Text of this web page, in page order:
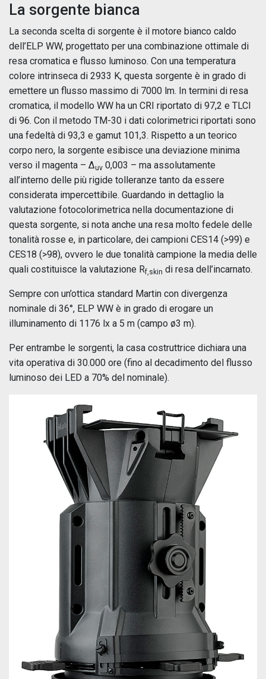
La sorgente bianca
La seconda scelta di sorgente è il motore bianco caldo
dell’ELP WW, progettato per una combinazione ottimale di
resa cromatica e flusso luminoso. Con una temperatura
colore intrinseca di 2933 K, questa sorgente è in grado di
emettere un flusso massimo di 7000 lm. In termini di resa
cromatica, il modello WW ha un CRI riportato di 97,2 e TLCI
di 96. Con il metodo TM-30 i dati colorimetrici riportati sono
una fedeltà di 93,3 e gamut 101,3. Rispetto a un teorico
corpo nero, la sorgente esibisce una deviazione minima
verso il magenta – ∆uv 0,003 – ma assolutamente
all’interno delle più rigide tolleranze tanto da essere
considerata impercettibile. Guardando in dettaglio la
valutazione fotocolorimetrica nella documentazione di
questa sorgente, si nota anche una resa molto fedele delle
tonalità rosse e, in particolare, dei campioni CES14 (>99) e
CES18 (>98), ovvero le due tonalità campione la media delle
quali costituisce la valutazione Rf,skin di resa dell’incarnato.
Sempre con un’ottica standard Martin con divergenza
nominale di 36°, ELP WW è in grado di erogare un
illuminamento di 1176 lx a 5 m (campo ø3 m).
Per entrambe le sorgenti, la casa costruttrice dichiara una
vita operativa di 30.000 ore (fino al decadimento del flusso
luminoso dei LED a 70% del nominale).